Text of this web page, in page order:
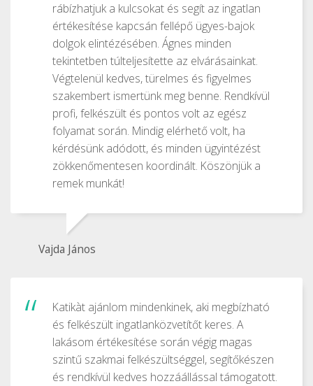
rábízhatjuk a kulcsokat és segít az ingatlan
értékesítése kapcsán fellépő ügyes-bajok
dolgok elintézésében. Ágnes minden
tekintetben túlteljesítette az elvárásainkat.
Végtelenül kedves, türelmes és figyelmes
szakembert ismertünk meg benne. Rendkívül
profi, felkészült és pontos volt az egész
folyamat során. Mindig elérhető volt, ha
kérdésünk adódott, és minden ügyintézést
zökkenőmentesen koordinált. Köszönjük a
remek munkát!
Vajda János
Katikàt ajánlom mindenkinek, aki megbízható
és felkészült ingatlanközvetítőt keres. A
lakásom értékesítése során végig magas
szintű szakmai felkészültséggel, segítőkészen
és rendkívül kedves hozzáállással támogatott.